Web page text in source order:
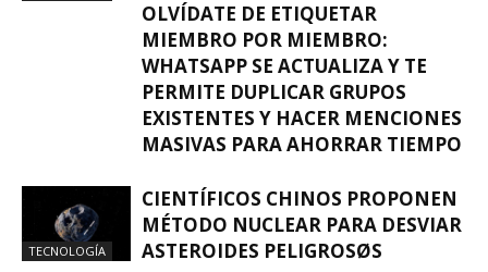
OLVÍDATE DE ETIQUETAR
MIEMBRO POR MIEMBRO:
WHATSAPP SE ACTUALIZA Y TE
PERMITE DUPLICAR GRUPOS
EXISTENTES Y HACER MENCIONES
MASIVAS PARA AHORRAR TIEMPO
TECNOLOGÍA
CIENTÍFICOS CHINOS PROPONEN
MÉTODO NUCLEAR PARA DESVIAR
ASTEROIDES PELIGROSØS